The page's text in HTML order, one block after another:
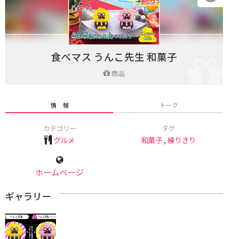
食べマス うんこ先生 和菓子
商品
情 報 トーク
カテゴリー
グルメ
タグ
和菓子,練りきり
ホームページ
ギャラリー